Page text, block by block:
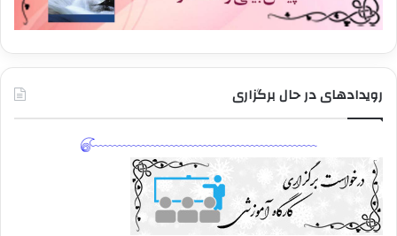
رویدادهای در حال برگزاری